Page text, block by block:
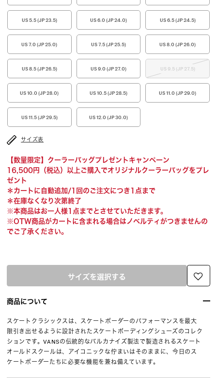
US 5.5 (JP 23.5) US 6.0 (JP 24.0) US 6.5 (JP 24.5)
US 7.0 (JP 25.0) US 7.5 (JP 25.5) US 8.0 (JP 26.0)
US 8.5 (JP 26.5) US 9.0 (JP 27.0) US 9.5 (JP 27.5)
US 10.0 (JP 28.0) US 10.5 (JP 28.5) US 11.0 (JP 29.0)
US 11.5 (JP 29.5) US 12.0 (JP 30.0)
サイズ表
【数量限定】クーラーバッグプレゼントキャンペーン
16,500円（税込）以上ご購入でオリジナルクーラーバッグをプレ
ゼント
＊カートに自動追加/1回のご注文につき1点まで
＊在庫なくなり次第終了
※本商品はお一人様1点までとさせていただきます。
※OTW商品がカートに含まれる場合はノベルティがつきませんの
でご了承ください。
サイズを選択する
商品について
スケートクラシックスは、スケートボーダーのパフォーマンスを最大
限引き出せるように設計されたスケートボーディングシューズのコレク
ションです。VANSの伝統的なバルカナイズ製法で製造されるスケート
オールドスクールは、アイコニックな佇まいはそのままに、今日のス
ケートボーダーたちに必要な機能を兼ね備えています。